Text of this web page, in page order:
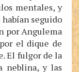
mentales, y
seguido
por Angulema
el dique de
El fulgor de la
neblina, y las